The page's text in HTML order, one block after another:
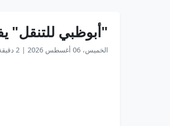
"أبوظبي للتنقل"
الخميس، 06 أغسطس 2026 | 2 دقيقة قراءة